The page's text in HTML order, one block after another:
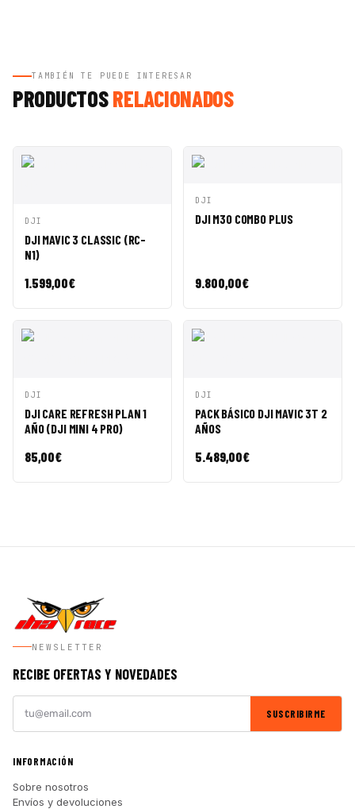
TAMBIÉN TE PUEDE INTERESAR
PRODUCTOSRELACIONADOS
VISTA
RÁPIDA
CESTA
DJI
DJI MAVIC 3 CLASSIC (RC-
N1)
1.599,00€
VISTA
RÁPIDA
CESTA
DJI
DJI M30 COMBO PLUS
9.800,00€
VISTA
RÁPIDA
CESTA
DJI
DJI CARE REFRESH PLAN 1
AÑO (DJI MINI 4 PRO)
85,00€
VISTA
RÁPIDA
CESTA
DJI
PACK BÁSICO DJI MAVIC 3T 2
AÑOS
5.489,00€
NEWSLETTER
RECIBE OFERTAS Y NOVEDADES
SUSCRIBIRME
INFORMACIÓN
Sobre nosotros
Envíos y devoluciones